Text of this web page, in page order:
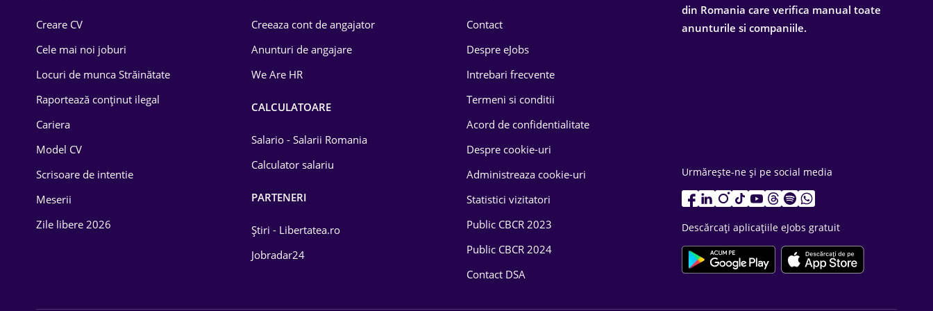
Drept
Educație / Training
Energetică
Farma
Creare CV
Cele mai noi joburi
Locuri de munca Străinătate
Raportează conținut ilegal
Cariera
Model CV
Scrisoare de intentie
Meserii
Zile libere 2026
Creeaza cont de angajator
Anunturi de angajare
We Are HR
CALCULATOARE
Salario - Salarii Romania
Calculator salariu
PARTENERI
Știri - Libertatea.ro
Jobradar24
Contact
Despre eJobs
Intrebari frecvente
Termeni si conditii
Acord de confidentialitate
Despre cookie-uri
Administreaza cookie-uri
Statistici vizitatori
Public CBCR 2023
Public CBCR 2024
Contact DSA
din Romania care verifica manual toate
anunturile si companiile.
Urmărește-ne și pe social media
Descărcați aplicațiile eJobs gratuit